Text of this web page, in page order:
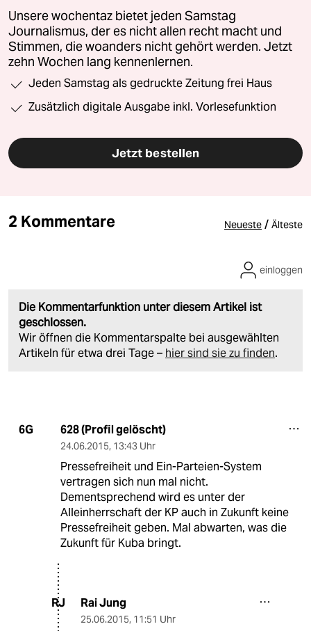
Unsere wochentaz bietet jeden Samstag
Journalismus, der es nicht allen recht macht und
Stimmen, die woanders nicht gehört werden. Jetzt
zehn Wochen lang kennenlernen.
Jeden Samstag als gedruckte Zeitung frei Haus
Zusätzlich digitale Ausgabe inkl. Vorlesefunktion
Jetzt bestellen
2 Kommentare Neueste / Älteste
Die Kommentarfunktion unter diesem Artikel ist
geschlossen.
Wir öffnen die Kommentarspalte bei ausgewählten
Artikeln für etwa drei Tage – hier sind sie zu finden.
einloggen
6G 628 (Profil gelöscht)
24.06.2015, 13:43 Uhr
Pressefreiheit und Ein-Parteien-System
vertragen sich nun mal nicht.
Dementsprechend wird es unter der
Alleinherrschaft der KP auch in Zukunft keine
Pressefreiheit geben. Mal abwarten, was die
Zukunft für Kuba bringt.
RJ Rai Jung
25.06.2015, 11:51 Uhr